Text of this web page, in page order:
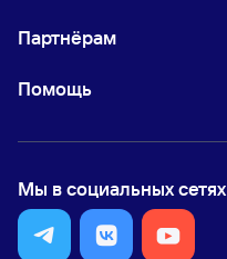
Партнёрам
Помощь
Мы в социальных сетях